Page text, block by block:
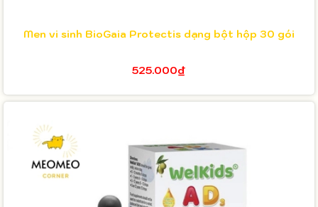
Men vi sinh BioGaia Protectis dạng bột hộp 30 gói
525.000₫